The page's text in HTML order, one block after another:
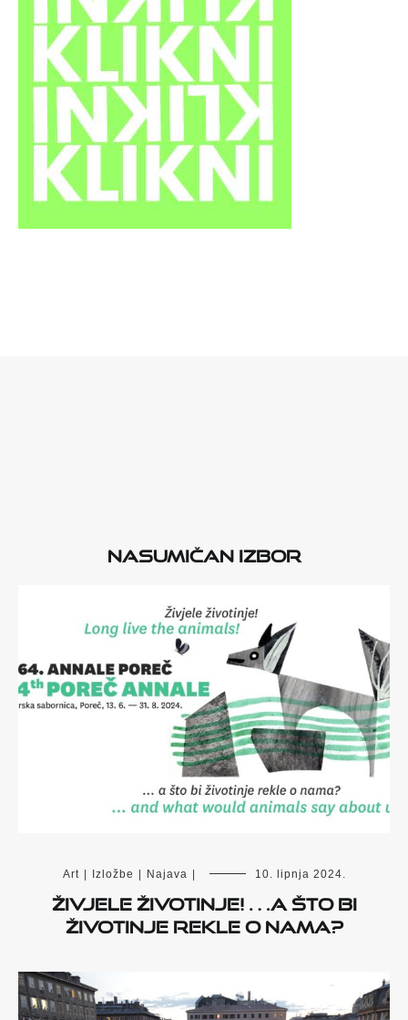
Nasumičan izbor
Art | Izložbe | Najava | 10. lipnja 2024.
Živjele životinje! …a što bi
životinje rekle o nama?